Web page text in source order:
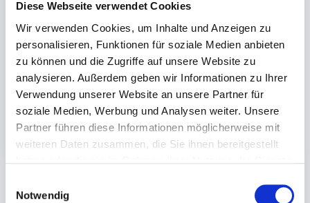
Diese Webseite verwendet Cookies
Wir verwenden Cookies, um Inhalte und Anzeigen zu
personalisieren, Funktionen für soziale Medien anbieten
zu können und die Zugriffe auf unsere Website zu
analysieren. Außerdem geben wir Informationen zu Ihrer
Verwendung unserer Website an unsere Partner für
soziale Medien, Werbung und Analysen weiter. Unsere
Partner führen diese Informationen möglicherweise mit
weiteren Daten zusammen, die Sie ihnen bereitgestellt
Notwendig
315x254x60mm (3500ml)
#243500 1/2 Gastro
lieferbar.
300 St.
229,44 € In den Warenkorb
323x262x38mm (2450ml)
#252450 1/2 Gastro
lieferbar.
50 St.
25,60 € In den